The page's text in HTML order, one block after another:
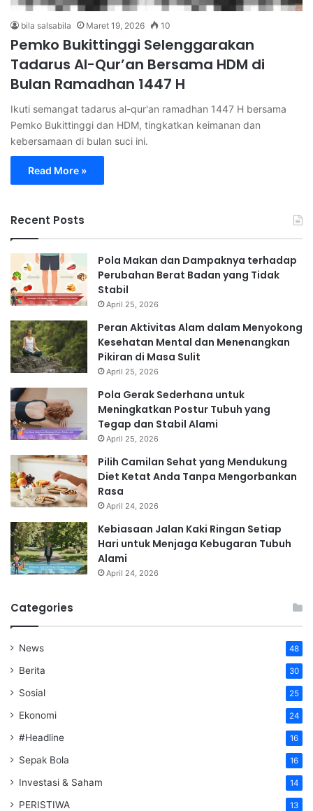
bila salsabila Maret 19, 2026 10
Pemko Bukittinggi Selenggarakan
Tadarus Al-Qur’an Bersama HDM di
Bulan Ramadhan 1447 H
Ikuti semangat tadarus al-qur'an ramadhan 1447 H bersama
Pemko Bukittinggi dan HDM, tingkatkan keimanan dan
kebersamaan di bulan suci ini.
Read More »
Recent Posts
Pola Makan dan Dampaknya terhadap
Perubahan Berat Badan yang Tidak
Stabil
April 25, 2026
Peran Aktivitas Alam dalam Menyokong
Kesehatan Mental dan Menenangkan
Pikiran di Masa Sulit
April 25, 2026
Pola Gerak Sederhana untuk
Meningkatkan Postur Tubuh yang
Tegap dan Stabil Alami
April 25, 2026
Pilih Camilan Sehat yang Mendukung
Diet Ketat Anda Tanpa Mengorbankan
Rasa
April 24, 2026
Kebiasaan Jalan Kaki Ringan Setiap
Hari untuk Menjaga Kebugaran Tubuh
Alami
April 24, 2026
Categories
News 48
Berita 30
Sosial 25
Ekonomi 24
#Headline 16
Sepak Bola 16
Investasi & Saham 14
PERISTIWA 13